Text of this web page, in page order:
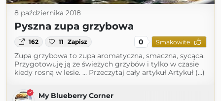
8 października 2018
Pyszna zupa grzybowa
162 11 Zapisz 0 Smakowite
Zupa grzybowa to zupa aromatyczna, smaczna, sycąca.
Przygotowuję ją ze świeżych grzybów i tylko w czasie
kiedy rosną w lesie. … Przeczytaj cały artykuł Artykuł (...)
My Blueberry Corner